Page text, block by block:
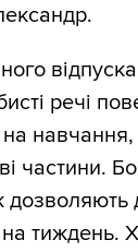
речі
навчання,
частини.
дозволяють
тиждень.